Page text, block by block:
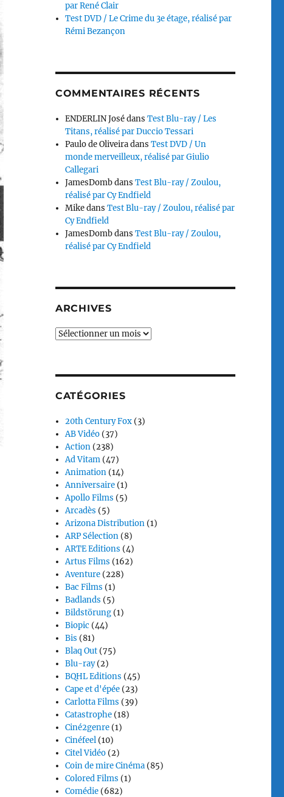
par René Clair
Test DVD / Le Crime du 3e étage, réalisé par
Rémi Bezançon
COMMENTAIRES RÉCENTS
ENDERLIN JosédansTest Blu-ray / Les
Titans, réalisé par Duccio Tessari
Paulo de OliveiradansTest DVD / Un
monde merveilleux, réalisé par Giulio
Callegari
JamesDombdansTest Blu-ray / Zoulou,
réalisé par Cy Endfield
MikedansTest Blu-ray / Zoulou, réalisé par
Cy Endfield
JamesDombdansTest Blu-ray / Zoulou,
réalisé par Cy Endfield
ARCHIVES
Archives
CATÉGORIES
20th Century Fox (3)
AB Vidéo (37)
Action (238)
Ad Vitam (47)
Animation (14)
Anniversaire (1)
Apollo Films (5)
Arcadès (5)
Arizona Distribution (1)
ARP Sélection (8)
ARTE Editions (4)
Artus Films (162)
Aventure (228)
Bac Films (1)
Badlands (5)
Bildstörung (1)
Biopic (44)
Bis (81)
Blaq Out (75)
Blu-ray(2)
BQHL Editions (45)
Cape et d'épée (23)
Carlotta Films (39)
Catastrophe (18)
Ciné2genre (1)
Cinéfeel (10)
Citel Vidéo (2)
Coin de mire Cinéma (85)
Colored Films (1)
Comédie (682)